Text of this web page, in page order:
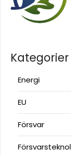
Kategorier
Energi
EU
Försvar